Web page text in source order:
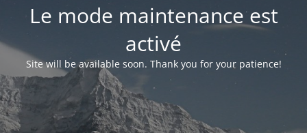
Le mode maintenance est
activé
Site will be available soon. Thank you for your patience!